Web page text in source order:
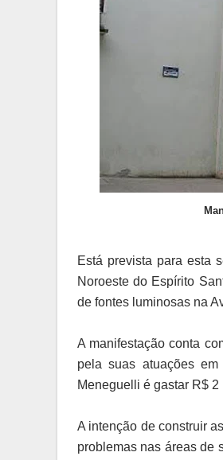
Está prevista para esta
Noroeste do Espírito
de fontes luminosas na
A manifestação conta
pela suas atuações
Meneguelli é gastar R$
A intenção de construir
problemas nas áreas de